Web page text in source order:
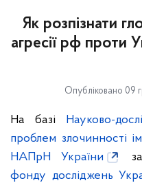
Як розпізнати
агресії рф проти
Опубліковано 09
На базі Науково-
проблем злочинності
НАПрН України
фонду досліджень